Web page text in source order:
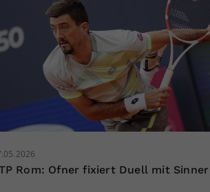
Rom: Ofner fixiert Duell mit Sinner